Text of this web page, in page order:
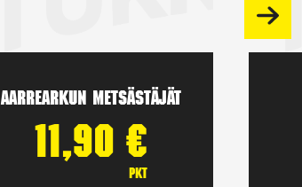
Aarrearkun Metsästäjät
11,90 €
pkt